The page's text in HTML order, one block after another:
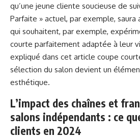
qu’une jeune cliente soucieuse de
Parfaite » actuel, par exemple, saura
qui souhaitent, par exemple,
courte parfaitement adaptée à leur
expliqué dans cet article coupe
sélection du salon devient un
esthétique.
L’impact des chaînes et
salons indépendants : ce
clients en 2024